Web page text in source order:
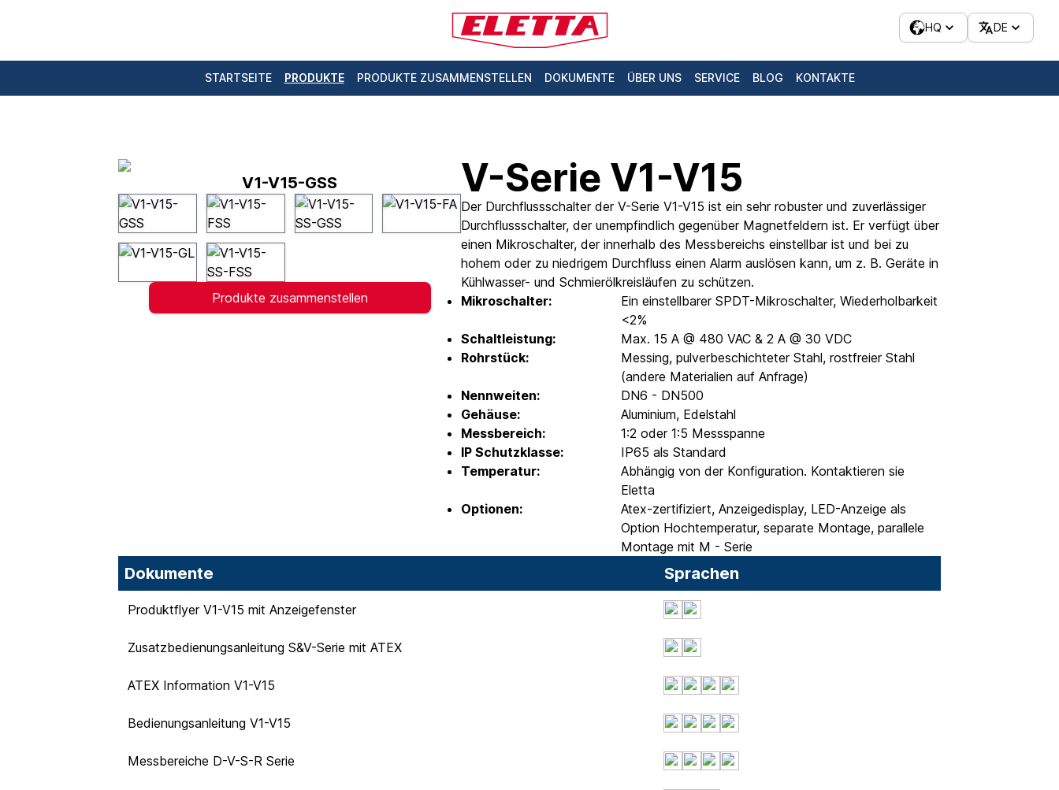
HQ DE
STARTSEITE PRODUKTE PRODUKTE ZUSAMMENSTELLEN DOKUMENTE ÜBER UNS SERVICE BLOG KONTAKTE
V1-V15-GSS
Produkte zusammenstellen
V-Serie V1-V15
Der Durchflussschalter der V-Serie V1-V15 ist ein sehr robuster und zuverlässiger
Durchflussschalter, der unempfindlich gegenüber Magnetfeldern ist. Er verfügt über
einen Mikroschalter, der innerhalb des Messbereichs einstellbar ist und bei zu
hohem oder zu niedrigem Durchfluss einen Alarm auslösen kann, um z. B. Geräte in
Kühlwasser- und Schmierölkreisläufen zu schützen.
Mikroschalter:
Ein einstellbarer SPDT-Mikroschalter, Wiederholbarkeit
<2%
Schaltleistung:
Max. 15 A @ 480 VAC & 2 A @ 30 VDC
Rohrstück:
Messing, pulverbeschichteter Stahl, rostfreier Stahl
(andere Materialien auf Anfrage)
Nennweiten:
DN6 - DN500
Gehäuse:
Aluminium, Edelstahl
Messbereich:
1:2 oder 1:5 Messspanne
IP Schutzklasse:
IP65 als Standard
Temperatur:
Abhängig von der Konfiguration. Kontaktieren sie
Eletta
Optionen:
Atex-zertifiziert, Anzeigedisplay, LED-Anzeige als
Option Hochtemperatur, separate Montage, parallele
Montage mit M - Serie
Dokumente Sprachen
Produktflyer V1-V15 mit Anzeigefenster
Zusatzbedienungsanleitung S&V-Serie mit ATEX
ATEX Information V1-V15
Bedienungsanleitung V1-V15
Messbereiche D-V-S-R Serie